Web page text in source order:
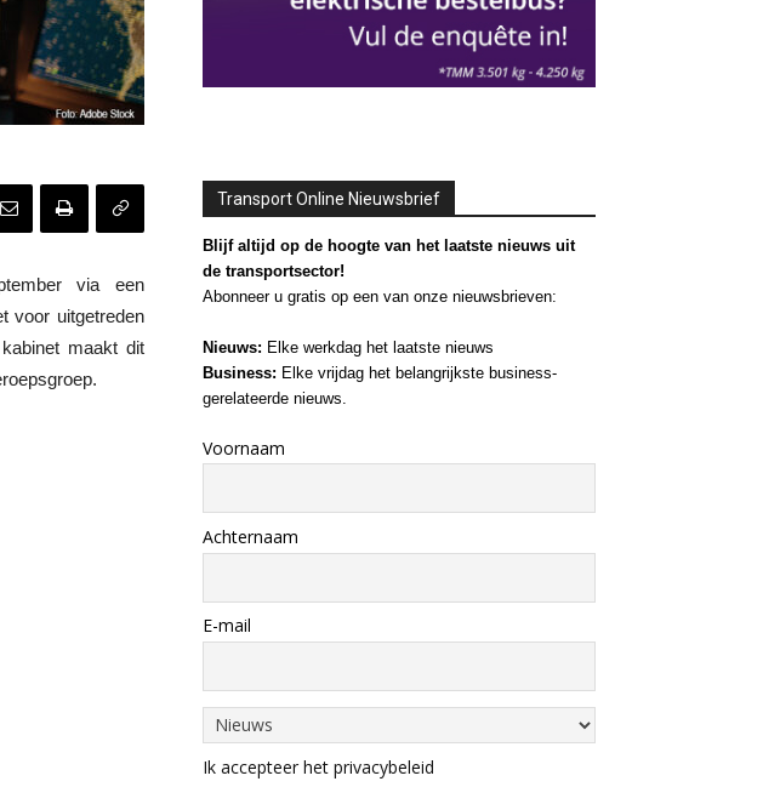
via een
voor uitgetreden
maakt dit
Transport Online Nieuwsbrief
Blijf altijd op de hoogte van het laatste nieuws uit
de transportsector!
Abonneer u gratis op een van onze nieuwsbrieven:
Nieuws: Elke werkdag het laatste nieuws
Business: Elke vrijdag het belangrijkste business-
gerelateerde nieuws.
Voornaam
Achternaam
E-mail
Ik accepteer het privacybeleid